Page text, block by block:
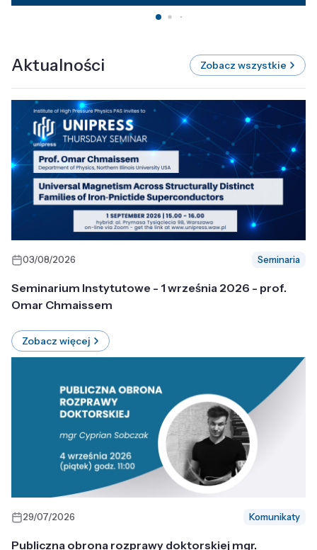
Aktualności Zobacz wszystkie
03/08/2026 Seminaria
Seminarium Instytutowe - 1 września 2026 - prof.
Omar Chmaissem
Zobacz więcej
29/07/2026 Komunikaty
Publiczna obrona rozprawy doktorskiej mgr.